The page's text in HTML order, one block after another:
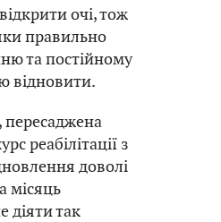
очі, тож
правильно
та постійному
відновити.
пересаджена
реабілітації з
доволі
місяць
діяти так